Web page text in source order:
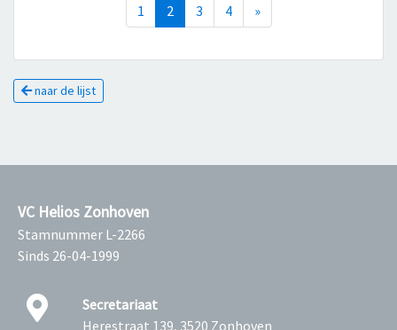
1 2(current)
3 4 »Next
naar de lijst
VC Helios Zonhoven
Stamnummer L-2266
Sinds 26-04-1999
Secretariaat
Herestraat 139, 3520 Zonhoven